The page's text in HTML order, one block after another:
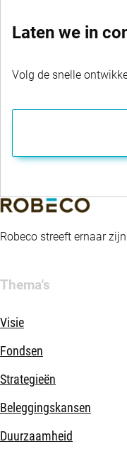
Laten we in
Volg de snelle
Robeco streeft ernaar
Thema's
Visie
Fondsen
Strategieën
Beleggingskansen
Duurzaamheid